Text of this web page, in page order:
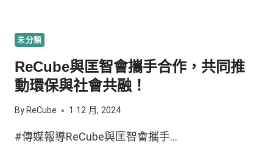
未分類
ReCube與匡智會攜手合作，共同推
動環保與社會共融！
By ReCube 1 12 月, 2024
#傳媒報導ReCube與匡智會攜手…